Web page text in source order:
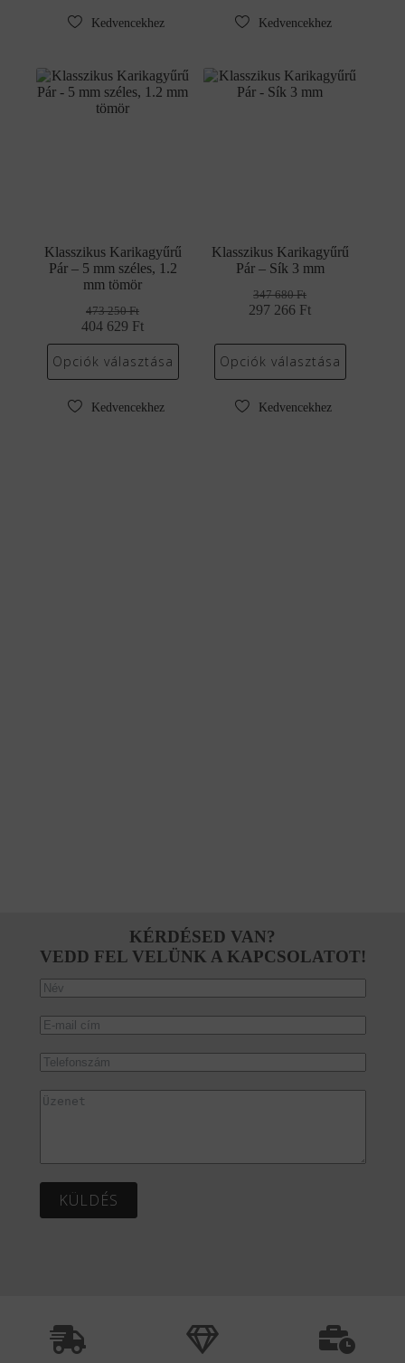
Kedvencekhez Kedvencekhez
Klasszikus Karikagyűrű
Pár – 5 mm széles, 1.2
mm tömör
473 250Ft
Original
price
was:
404 629 Ft
Current
price
is:
Opciók választása
Kedvencekhez
Klasszikus Karikagyűrű
Pár – Sík 3 mm
347 680Ft
Original
was:
347
297 266 Ft
Current
is:
297
Opciók választása
Kedvencekhez
KÉRDÉSED VAN?
VEDD FEL VELÜNK A KAPCSOLATOT!
KÜLDÉS